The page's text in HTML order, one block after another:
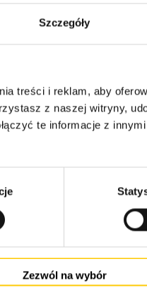
Szczegóły
treści i reklam, aby
z naszej witryny,
te informacje z
Zezwól na wybór
i
Branże
Produkcja
Media i